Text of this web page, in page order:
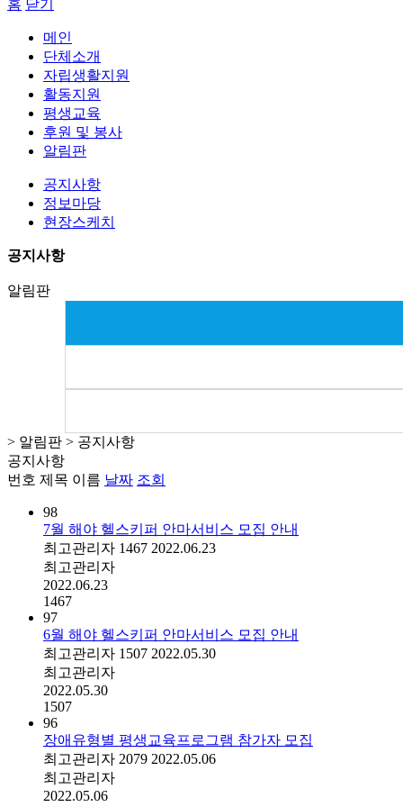
홈 닫기
메인
단체소개
자립생활지원
활동지원
평생교육
후원 및 봉사
알림판
공지사항
정보마당
현장스케치
공지사항
알림판
> 알림판 > 공지사항
공지사항
번호 제목 이름 날짜 조회
98
7월 해야 헬스키퍼 안마서비스 모집 안내
최고관리자 1467 2022.06.23
최고관리자
2022.06.23
1467
97
6월 해야 헬스키퍼 안마서비스 모집 안내
최고관리자 1507 2022.05.30
최고관리자
2022.05.30
1507
96
장애유형별 평생교육프로그램 참가자 모집
최고관리자 2079 2022.05.06
최고관리자
2022.05.06